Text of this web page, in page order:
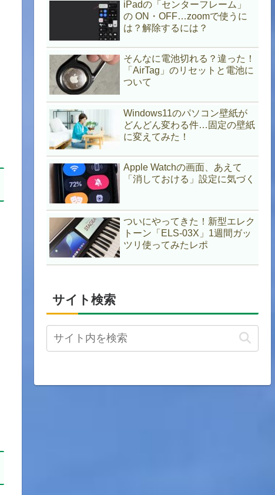
iPadの「センターフレーム」
の ON・OFF…zoomで使うに
は？解除するには？
そんなに電池切れる？違った！
「AirTag」のリセットと電池に
ついて
Windows11のパソコン壁紙が
どんどん変わる件…固定の壁紙
に変えてみた！
Apple Watchの画面、あえて
「消しておける」設定に気づく
ついにやってきた！新型エレク
トーン「ELS-03X」1週間ガッ
ツリ使ってみたレポ
サイト検索